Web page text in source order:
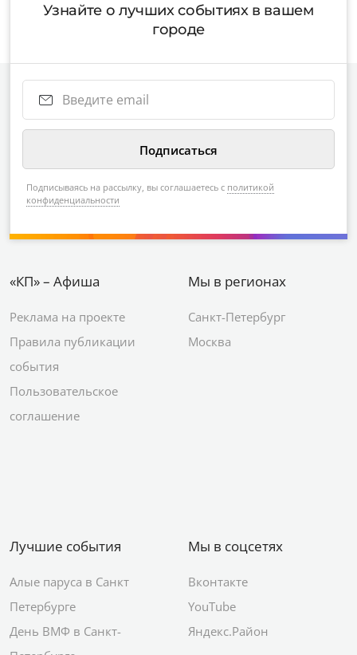
Узнайте о лучших событиях в вашем
городе
Подписываясь на рассылку, вы соглашаетесь с политикой
конфиденциальности
«КП» – Афиша
Реклама на проекте
Правила публикации
события
Пользовательское
соглашение
Мы в регионах
Санкт-Петербург
Москва
Лучшие события
Алые паруса в Санкт
Петербурге
День ВМФ в Санкт-
Мы в соцсетях
Вконтакте
YouTube
Яндекс.Район